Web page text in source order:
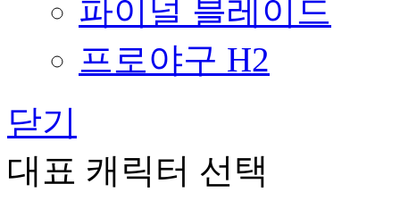
파이널 블레이드
프로야구 H2
닫기
대표 캐릭터 선택